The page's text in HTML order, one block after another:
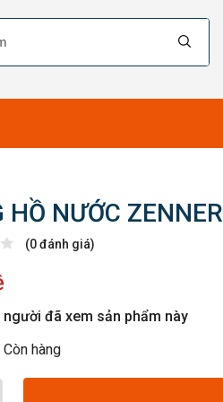
HỒ NƯỚC
(0 đánh giá)
người đã xem sản phẩm này
hàng